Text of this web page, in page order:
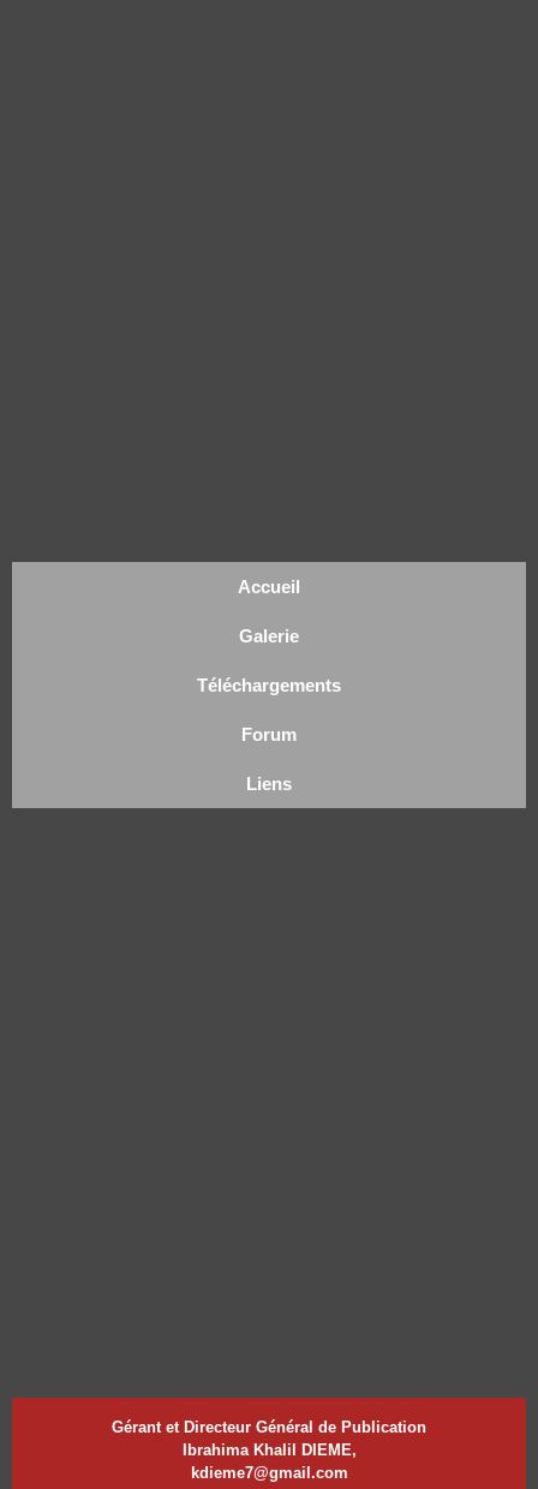
Accueil
Galerie
Téléchargements
Forum
Liens
Gérant et Directeur Général de Publication
Ibrahima Khalil DIEME,
kdieme7@gmail.com